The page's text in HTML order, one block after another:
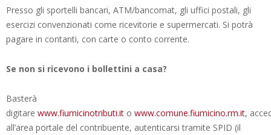
Presso gli sportelli bancari, ATM/bancomat, gli uffici postali, gli
esercizi convenzionati come ricevitorie e supermercati. Si potrà
pagare in contanti, con carte o conto corrente.
Se non si ricevono i bollettini a casa?
Basterà
digitare www.fiumicinotributi.it o www.comune.fiumicino.rm.it,
all’area portale del contribuente, autenticarsi tramite SPID (il